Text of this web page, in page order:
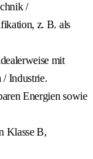
/
z. B. als
mit
/ Industrie.
Energien sowie
Klasse B,